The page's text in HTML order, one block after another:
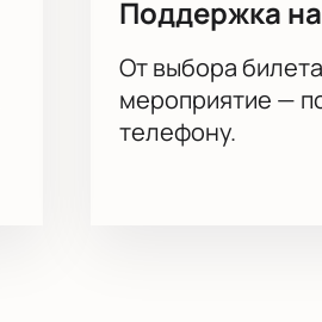
Поддержка
От выбора
мероприятие —
телефону.